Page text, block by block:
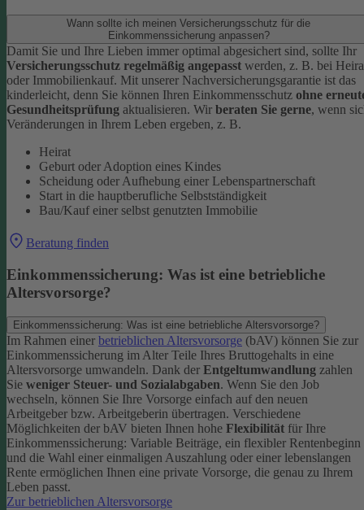
Wann sollte ich meinen Versicherungsschutz für die
Einkommenssicherung anpassen?
Damit Sie und Ihre Lieben immer optimal abgesichert sind, sollte Ihr
Versicherungsschutz regelmäßig angepasst werden, z. B. bei
oder Immobilienkauf. Mit unserer Nachversicherungsgarantie ist das
kinderleicht, denn Sie können Ihren Einkommensschutz ohne
Gesundheitsprüfung aktualisieren. Wir beraten Sie gerne, wenn
Veränderungen in Ihrem Leben ergeben, z. B.
Heirat
Geburt oder Adoption eines Kindes
Scheidung oder Aufhebung einer Lebenspartnerschaft
Start in die hauptberufliche Selbstständigkeit
Bau/Kauf einer selbst genutzten Immobilie
Beratung finden
Einkommenssicherung: Was ist eine betriebliche
Altersvorsorge?
Einkommenssicherung: Was ist eine betriebliche Altersvorsorge?
Im Rahmen einer betrieblichen Altersvorsorge (bAV) können Sie zur
Einkommenssicherung im Alter Teile Ihres Bruttogehalts in eine
Altersvorsorge umwandeln. Dank der Entgeltumwandlung zahlen
Sie weniger Steuer- und Sozialabgaben. Wenn Sie den Job
wechseln, können Sie Ihre Vorsorge einfach auf den neuen
Arbeitgeber bzw. Arbeitgeberin übertragen. Verschiedene
Möglichkeiten der bAV bieten Ihnen hohe Flexibilität für Ihre
Einkommenssicherung: Variable Beiträge, ein flexibler Rentenbeginn
und die Wahl einer einmaligen Auszahlung oder einer lebenslangen
Rente ermöglichen Ihnen eine private Vorsorge, die genau zu Ihrem
Leben passt.
Zur betrieblichen Altersvorsorge